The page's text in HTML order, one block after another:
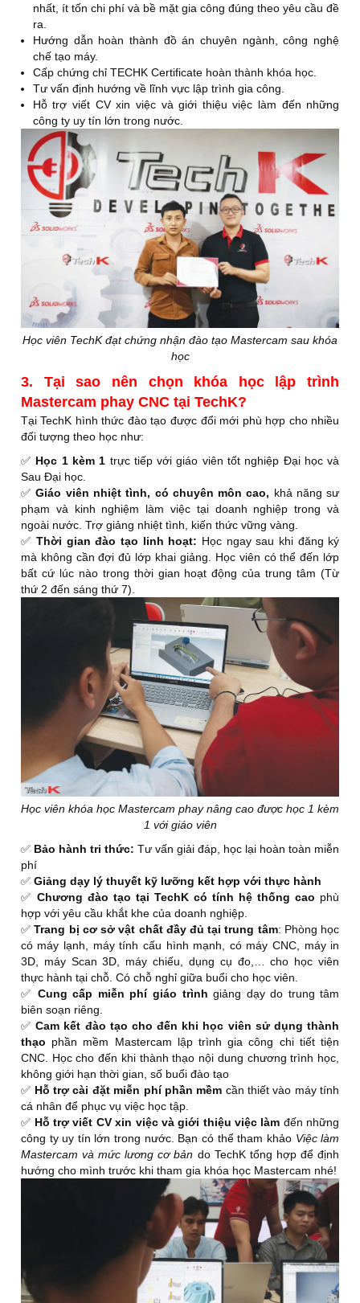
nhất, ít tốn chi phí và bề mặt gia công đúng theo yêu cầu đề
ra.
Hướng dẫn hoàn thành đồ án chuyên ngành, công nghệ
chế tạo máy.
Cấp chứng chỉ TECHK Certificate hoàn thành khóa học.
Tư vấn định hướng về lĩnh vực lập trình gia công.
Hỗ trợ viết CV xin việc và giới thiệu việc làm đến những
công ty uy tín lớn trong nước.
Học viên TechK đạt chứng nhận đào tạo Mastercam sau khóa
học
3. Tại sao nên chọn khóa học lập trình
Mastercam phay CNC tại TechK?
Tại TechK hình thức đào tạo được đổi mới phù hợp cho nhiều
đối tượng theo học như:
✅ Học 1 kèm 1 trực tiếp với giáo viên tốt nghiệp Đại học và
Sau Đại học.
✅Giáo viên nhiệt tình, có chuyên môn cao, khả năng sư
phạm và kinh nghiệm làm việc tại doanh nghiệp trong và
ngoài nước. Trợ giảng nhiệt tình, kiến thức vững vàng.
✅Thời gian đào tạo linh hoạt: Học ngay sau khi đăng ký
mà không cần đợi đủ lớp khai giảng. Học viên có thể đến lớp
bất cứ lúc nào trong thời gian hoạt động của trung tâm (Từ
thứ 2 đến sáng thứ 7).
Học viên khóa học Mastercam phay nâng cao được học 1 kèm
1 với giáo viên
✅ Bảo hành tri thức: Tư vấn giải đáp, học lại hoàn toàn miễn
phí
✅ Giảng dạy lý thuyết kỹ lưỡng kết hợp với thực hành
✅ Chương đào tạo tại TechK có tính hệ thống cao phù
hợp với yêu cầu khắt khe của doanh nghiệp.
✅Trang bị cơ sở vật chất đầy đủ tại trung tâm: Phòng học
có máy lạnh, máy tính cấu hình mạnh, có máy CNC, máy in
3D, máy Scan 3D, máy chiếu, dụng cụ đo,… cho học viên
thực hành tại chỗ. Có chỗ nghỉ giữa buổi cho học viên.
✅ Cung cấp miễn phí giáo trình giảng dạy do trung tâm
biên soạn riêng.
✅Cam kết đào tạo cho đến khi học viên sử dụng thành
thạo phần mềm Mastercam lập trình gia công chi tiết tiện
CNC. Học cho đến khi thành thạo nội dung chương trình học,
không giới hạn thời gian, số buổi đào tạo
✅ Hỗ trợ cài đặt miễn phí phần mềm cần thiết vào máy tính
cá nhân để phục vụ việc học tập.
✅ Hỗ trợ viết CV xin việc và giới thiệu việc làm đến những
công ty uy tín lớn trong nước. Bạn có thể tham khảo Việc làm
Mastercam và mức lương cơ bản do TechK tổng hợp để định
hướng cho mình trước khi tham gia khóa học Mastercam nhé!